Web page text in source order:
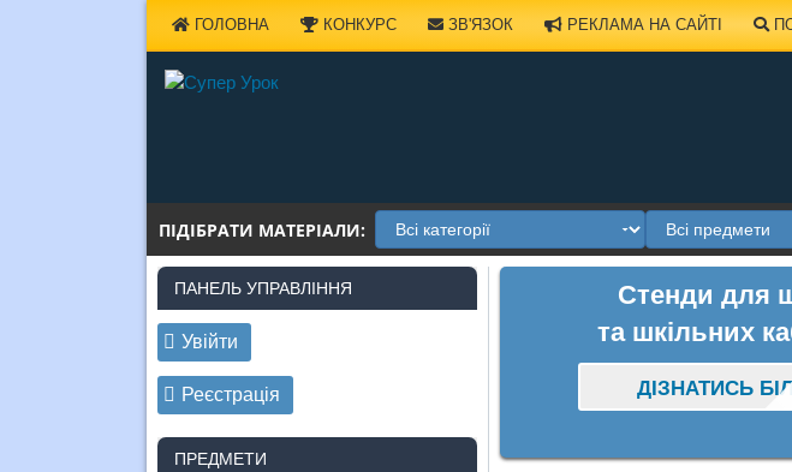
ГОЛОВНА КОНКУРС ЗВ'ЯЗОК РЕКЛАМА НА САЙТІ
ПІДІБРАТИ МАТЕРІАЛИ:
Стенди для
та шкільних
ДІЗНАТИСЬ
ПАНЕЛЬ УПРАВЛІННЯ
Увійти
Реєстрація
ПРЕДМЕТИ